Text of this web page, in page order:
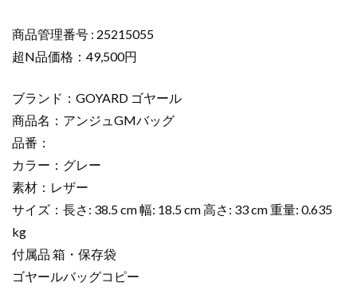
グ
25215055
レ
超
N
品
ゴ
ヤ
ー
ル
ト
ー
商品管理番号 : 25215055
超N品価格：49,500円
ブランド：GOYARD ゴヤール
商品名：アンジュGMバッグ
品番：
カラー：グレー
素材：レザー
サイズ：長さ: 38.5 cm 幅: 18.5 cm 高さ: 33 cm 重量: 0.635
kg
付属品 箱・保存袋
ゴヤールバッグコピー